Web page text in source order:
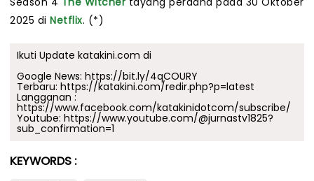
2025 di Netflix. (*)
Ikuti Update katakini.com di
Google News: https://bit.ly/4qCOURY
Terbaru: https://katakini.com/redir.php?p=latest
Langganan :
https://www.facebook.com/katakinidotcom/subscribe/
Youtube: https://www.youtube.com/@jurnastv1825?
sub_confirmation=1
KEYWORDS :